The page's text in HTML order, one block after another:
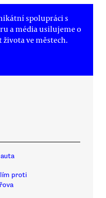
spolupráci s
a média usilujeme o
ve městech.
proti